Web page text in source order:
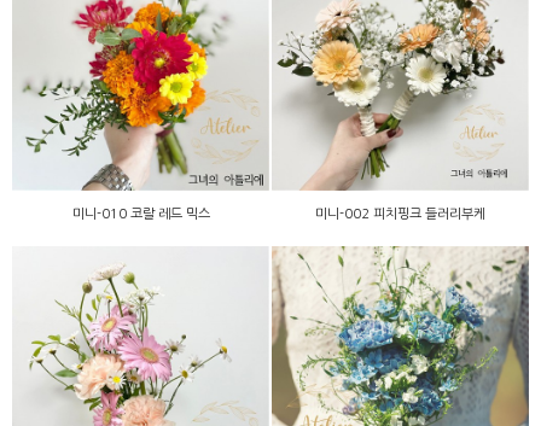
미니-010 코랄 레드 믹스
미니-010 코랄 레드 믹스
미니-002 피치핑크 들러리
부케
미니-002 피치핑크 들러리부케
미니-001 시즌 핑크 미니
BB-007 염색카네이션(컬러
별)